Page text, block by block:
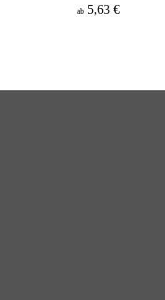
ab 5,63 €